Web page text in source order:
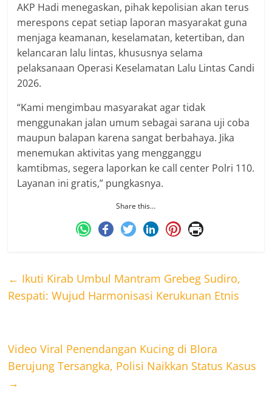
AKP Hadi menegaskan, pihak kepolisian akan terus
merespons cepat setiap laporan masyarakat guna
menjaga keamanan, keselamatan, ketertiban, dan
kelancaran lalu lintas, khususnya selama
pelaksanaan Operasi Keselamatan Lalu Lintas Candi
2026.
“Kami mengimbau masyarakat agar tidak
menggunakan jalan umum sebagai sarana uji coba
maupun balapan karena sangat berbahaya. Jika
menemukan aktivitas yang mengganggu
kamtibmas, segera laporkan ke call center Polri 110.
Layanan ini gratis,” pungkasnya.
Share this…
← Ikuti Kirab Umbul Mantram Grebeg Sudiro,
Respati: Wujud Harmonisasi Kerukunan Etnis
Video Viral Penendangan Kucing di Blora
Berujung Tersangka, Polisi Naikkan Status Kasus
→